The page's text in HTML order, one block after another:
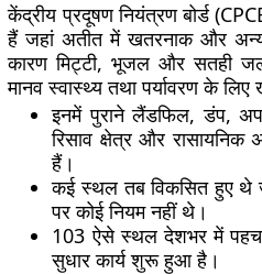
केंद्रीय प्रदूषण नियंत्रण बोर्ड
हैं जहां अतीत में खतरनाक और
कारण मिट्टी, भूजल और सतही
मानव स्वास्थ्य तथा पर्यावरण के लिए
इनमें पुरानेलैंडफिल, डंप,
रिसाव क्षेत्र और रासायनिक
हैं।
कई स्थल तब विकसित हुए थे
पर कोई नियम नहीं थे।
103 ऐसे स्थल देशभर में
सुधार कार्य शुरू हुआ है।